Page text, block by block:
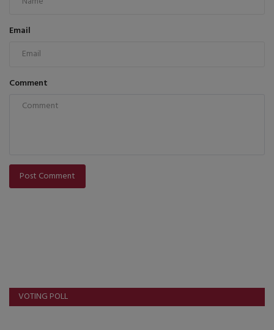
Email
Comment
Post Comment
VOTING POLL